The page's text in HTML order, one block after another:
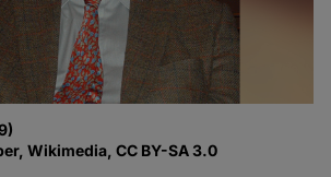
Wikimedia, CC BY-SA 3.0